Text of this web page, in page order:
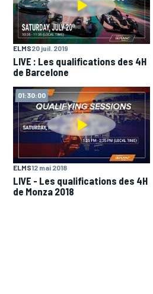
WRC
WEC
ELMS20 juil. 2019
LIVE : Les qualifications des 4H
de Barcelone
01:30:00
ELMS12 mai 2018
LIVE - Les qualifications des 4H
de Monza 2018